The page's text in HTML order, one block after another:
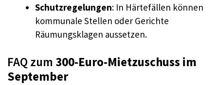
Schutzregelungen: In Härtefällen können
kommunale Stellen oder Gerichte
Räumungsklagen aussetzen.
FAQ zum 300-Euro-Mietzuschuss im
September